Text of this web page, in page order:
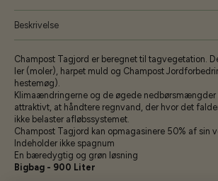
Beskrivelse
Champost Tagjord er beregnet til tagvegetation.
ler (moler), harpet muld og Champost
hestemøg).
Klimaændringerne og de øgede
attraktivt, at håndtere regnvand, der hvor det
ikke belaster afløbssystemet.
Champost Tagjord kan opmagasinere 50% af sin
Indeholder ikke spagnum
En bæredygtig og grøn løsning
Bigbag - 900 Liter